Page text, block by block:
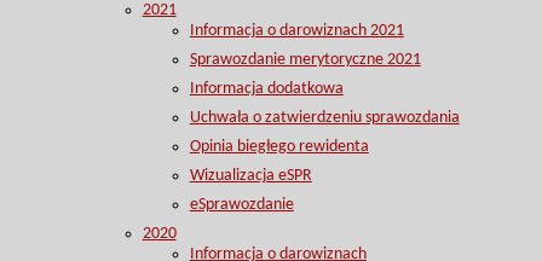
2021
Informacja o darowiznach 2021
Sprawozdanie merytoryczne 2021
Informacja dodatkowa
Uchwała o zatwierdzeniu sprawozdania
Opinia biegłego rewidenta
Wizualizacja eSPR
eSprawozdanie
2020
Informacja o darowiznach